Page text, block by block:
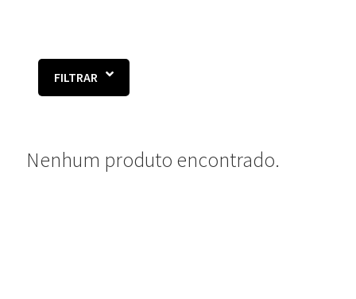
FILTRAR
Nenhum produto encontrado.